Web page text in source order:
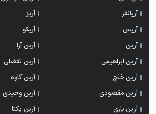
آریانفر
آریز
آریس
آریکو
آرین
آرین آرا
آرین ابراهیمی
آرین تفضلی
آرین خلج
آرین کاوه
آرین مقصودی
آرین وحیدی
آرین یاری
آرین یکتا